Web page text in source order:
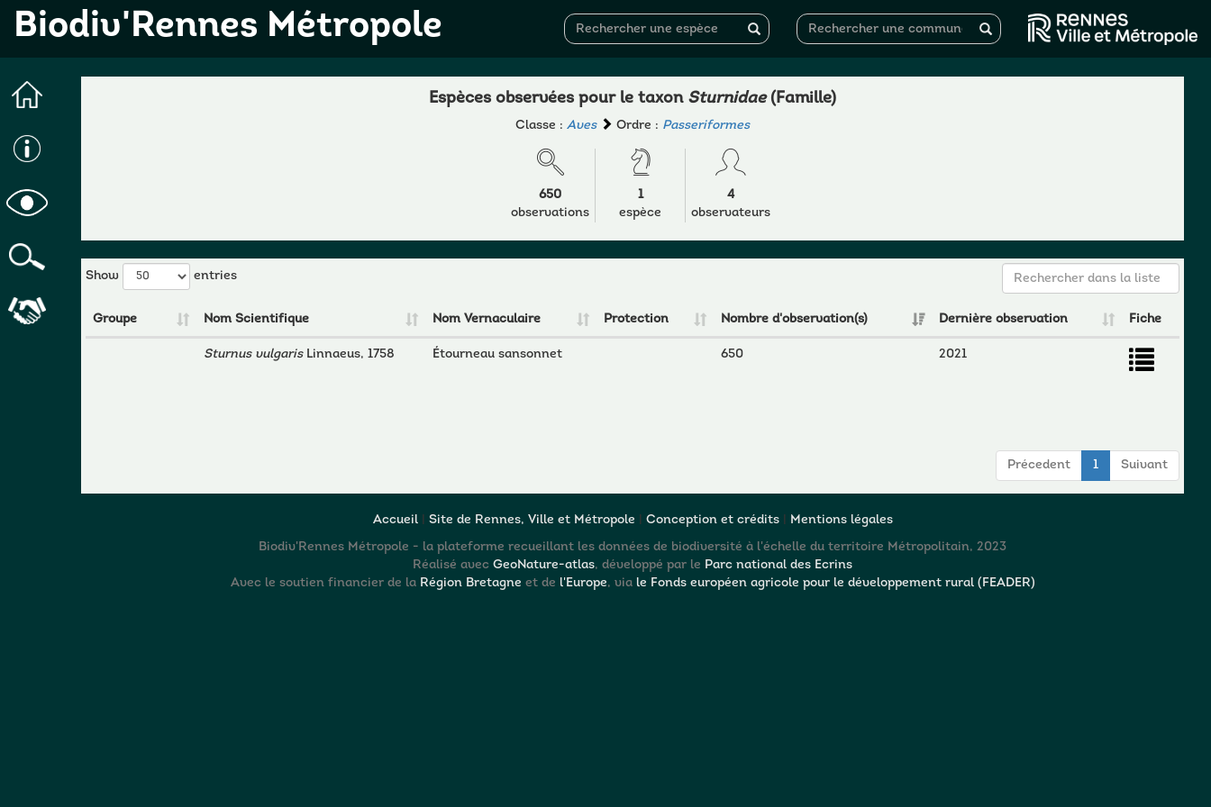
Biodiv'Rennes Métropole
Espèces observées pour le taxon Sturnidae(Famille)
Classe : Aves Ordre : Passeriformes
650
observations
1
espèce
4
observateurs
Show entries
Groupe Nom Scientifique Nom Vernaculaire Protection Nombre d'observation(s) Dernière observation Fiche
Sturnus vulgarisLinnaeus, 1758 Étourneau sansonnet 650 2021
Précedent 1 Suivant
Accueil| Site de Rennes, Ville et Métropole Conception et crédits| Mentions légales
Biodiv'Rennes Métropole - la plateforme recueillant les données de biodiversité à l'échelle du territoire Métropolitain, 2023
Réalisé avec GeoNature-atlas, développé par le Parc national des Ecrins
Avec le soutien financier de la Région Bretagne et de l'Europe, via le Fonds européen agricole pour le développement rural (FEADER)